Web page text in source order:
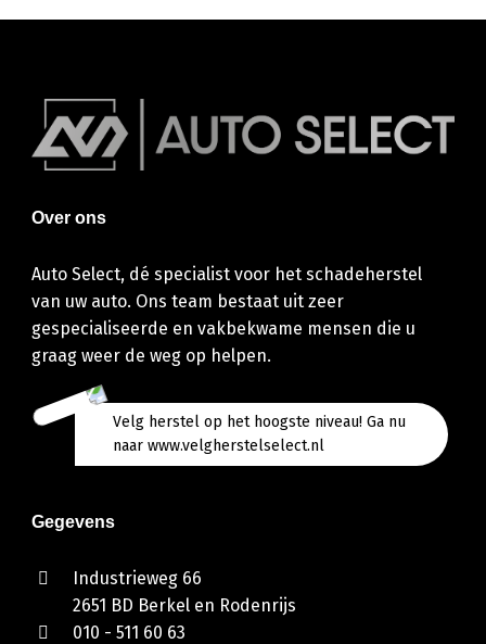
Over ons
Auto Select, dé specialist voor het schadeherstel
van uw auto. Ons team bestaat uit zeer
gespecialiseerde en vakbekwame mensen die u
graag weer de weg op helpen.
Velg herstel op het hoogste niveau! Ga nu
naar www.velgherstelselect.nl
Gegevens
Industrieweg 66
2651 BD Berkel en Rodenrijs
010 - 511 60 63